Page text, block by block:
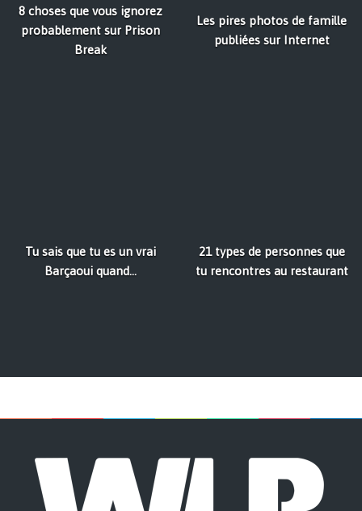
8 choses que vous ignorez
probablement sur Prison
Break
Les pires photos de famille
publiées sur Internet
Tu sais que tu es un vrai
Barçaoui quand...
21 types de personnes que
tu rencontres au restaurant